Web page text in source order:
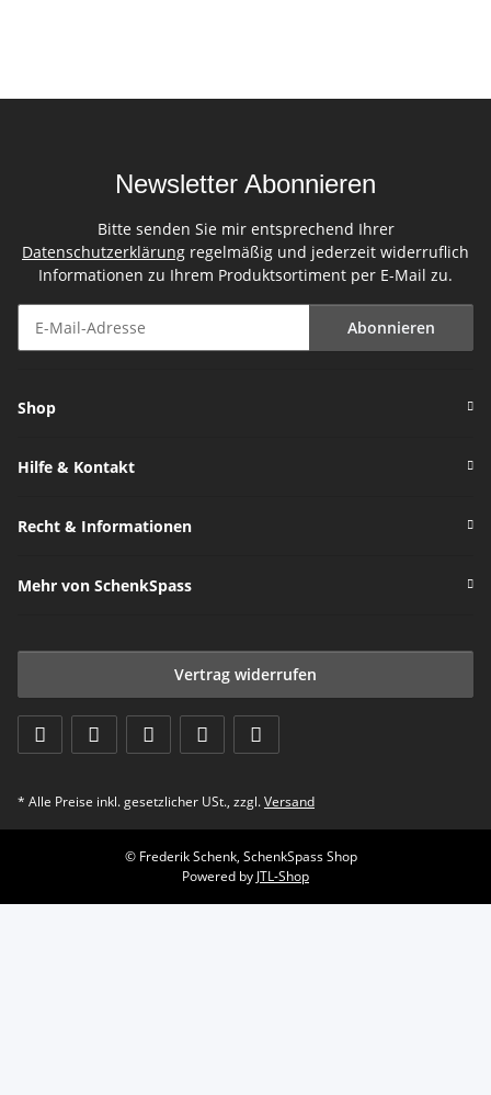
Newsletter Abonnieren
Bitte senden Sie mir entsprechend Ihrer
Datenschutzerklärung regelmäßig und jederzeit widerruflich
Informationen zu Ihrem Produktsortiment per E-Mail zu.
Abonnieren
Shop
Hilfe & Kontakt
Recht & Informationen
Mehr von SchenkSpass
Vertrag widerrufen
* Alle Preise inkl. gesetzlicher USt., zzgl.Versand
© Frederik Schenk, SchenkSpass Shop
Powered by JTL-Shop